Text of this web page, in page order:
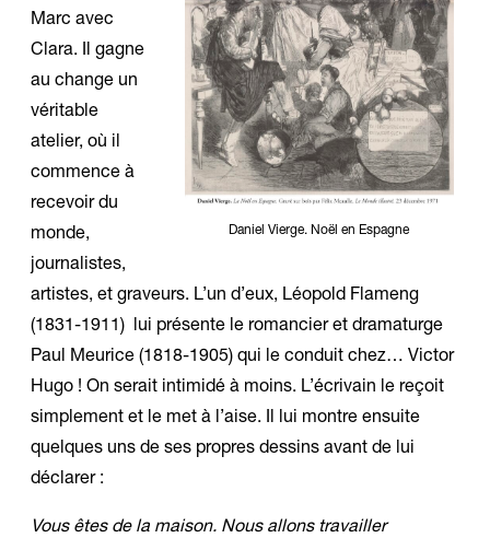
Daniel Vierge. Noël en Espagne
Marc avec
Clara. Il gagne
au change un
véritable
atelier, où il
commence à
recevoir du
monde,
journalistes,
artistes, et graveurs. L’un d’eux, Léopold Flameng
(1831-1911) lui présente le romancier et dramaturge
Paul Meurice (1818-1905) qui le conduit chez… Victor
Hugo ! On serait intimidé à moins. L’écrivain le reçoit
simplement et le met à l’aise. Il lui montre ensuite
quelques uns de ses propres dessins avant de lui
déclarer :
Vous êtes de la maison. Nous allons travailler